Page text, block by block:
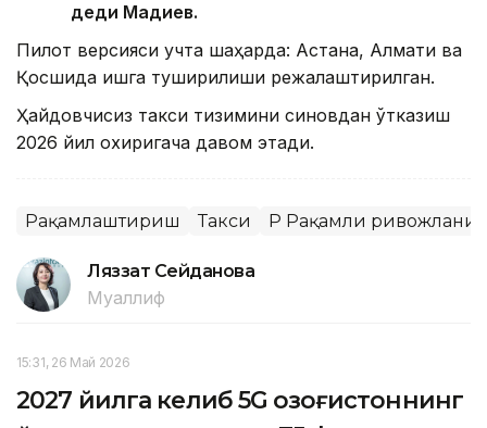
деди Мадиев.
Пилот версияси учта шаҳарда: Астана, Алмати ва
Қосшида ишга туширилиши режалаштирилган.
Ҳайдовчисиз такси тизимини синовдан ўтказиш
2026 йил охиригача давом этади.
Рақамлаштириш Такси ҚР Рақамли
Ляззат Сейданова
Муаллиф
15:31, 26 Май 2026
2027 йилга келиб 5G Қозоғистоннинг